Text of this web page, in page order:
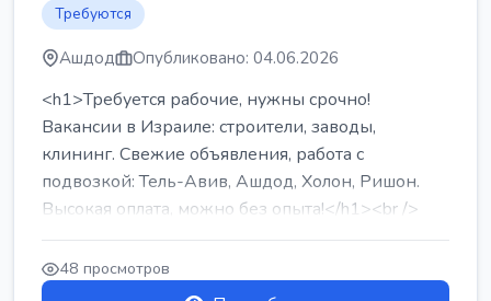
Требуются
Ашдод Опубликовано: 04.06.2026
<h1>Требуется рабочие, нужны срочно!
Вакансии в Израиле: строители, заводы,
клининг. Свежие объявления, работа с
подвозкой: Тель-Авив, Ашдод, Холон, Ришон.
Высокая оплата, можно без опыта!</h1><br />
...
48 просмотров